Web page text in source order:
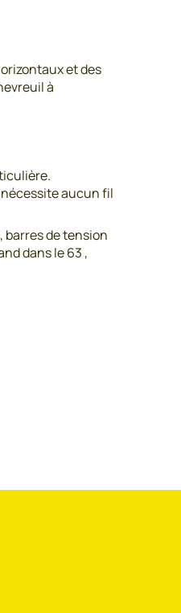
et des
à
nécessite aucun fil
de tension
dans le 63 ,